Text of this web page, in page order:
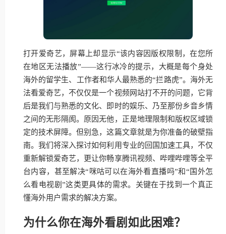
打开爱奇艺，屏幕上却显示“该内容因版权限制，在您所
在地区无法播放”——这行冰冷的提示，大概是每个身处
海外的留学生、工作者和华人最熟悉的“拦路虎”。海外无
法看爱奇艺，不仅仅是一个视频网站打不开的问题，它背
后是我们与熟悉的文化、即时的娱乐、乃至那份乡音乡情
之间的无形隔阂。原因无他，正是地理限制和版权区域锁
定的技术屏障。但别急，这篇文章就是为你准备的破壁指
南。我们将深入探讨如何利用专业的回国加速工具，不仅
重新解锁爱奇艺，更让你畅享腾讯视频、哔哩哔哩等全平
台内容，甚至解决“咪咕可以在海外看直播吗”和“国外怎
么看电视剧”这类更具体的需求。关键在于找到一个真正
懂海外用户需求的解决方案。
为什么你在海外看剧如此困难？